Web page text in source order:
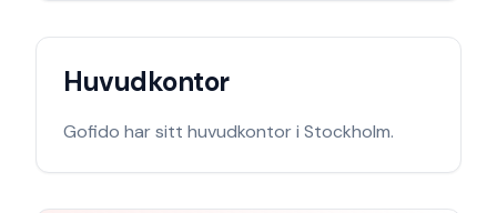
Huvudkontor
Gofido har sitt huvudkontor i Stockholm.